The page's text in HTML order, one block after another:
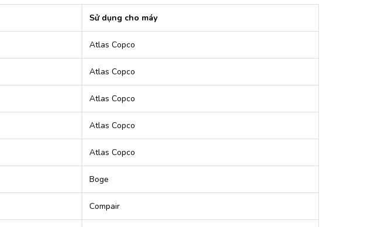
Sử dụng cho máy
Atlas Copco
Atlas Copco
Atlas Copco
Atlas Copco
Atlas Copco
Boge
Compair